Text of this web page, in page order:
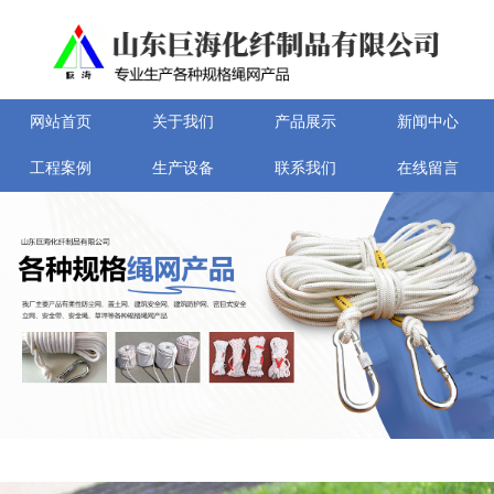
网站首页 关于我们 产品展示 新闻中心
工程案例 生产设备 联系我们 在线留言